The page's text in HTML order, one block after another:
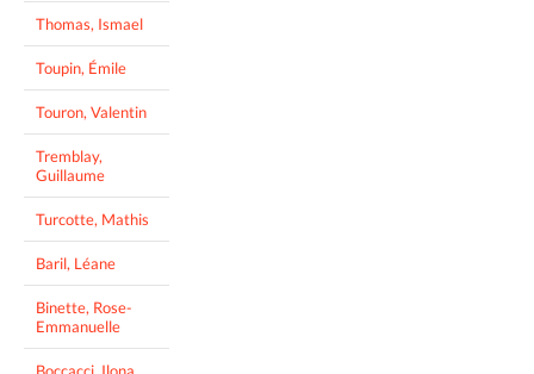
Thomas, Ismael
Toupin, Émile
Touron, Valentin
Tremblay,
Guillaume
Turcotte, Mathis
Baril, Léane
Binette, Rose-
Emmanuelle